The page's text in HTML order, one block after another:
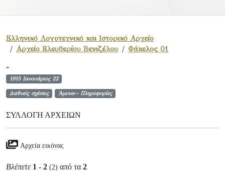
Ελληνικό Λογοτεχνικό και Ιστορικό Αρχείο
Αρχείο Ελευθερίου Βενιζέλου
Φάκελος 01
-
1915 Ιανουάριος 22
Διεθνείς σχέσεις Άμυνα-- Πληροφορίες
ΣΥΛΛΟΓΉ ΑΡΧΕΊΩΝ
Αρχεία εικόνας
Βλέπετε 1 - 2 (2) από τα 2